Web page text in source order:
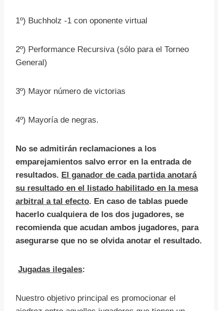
1º) Buchholz -1 con oponente virtual
2º) Performance Recursiva (sólo para el Torneo
General)
3º) Mayor número de victorias
4º) Mayoría de negras.
No se admitirán reclamaciones a los
emparejamientos salvo error en la entrada de
resultados. El ganador de cada partida anotará
su resultado en el listado habilitado en la mesa
arbitral a tal efecto. En caso de tablas puede
hacerlo cualquiera de los dos jugadores, se
recomienda que acudan ambos jugadores, para
asegurarse que no se olvida anotar el resultado.
Jugadas ilegales:
Nuestro objetivo principal es promocionar el